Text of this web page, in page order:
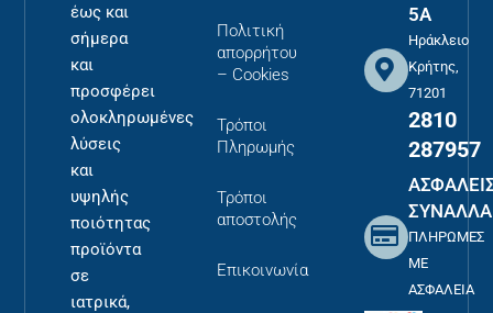
έως και
σήμερα
και
προσφέρει
ολοκληρωμένες
λύσεις
και
υψηλής
ποιότητας
προϊόντα
σε
ιατρικά,
Πολιτική
απορρήτου
– Cookies
Τρόποι
Πληρωμής
Τρόποι
αποστολής
Επικοινωνία
5Α
Ηράκλειο
Κρήτης,
71201
2810
287957
ΠΛΗΡΩΜΕΣ
ΜΕ
ΑΣΦΑΛΕΙΑ